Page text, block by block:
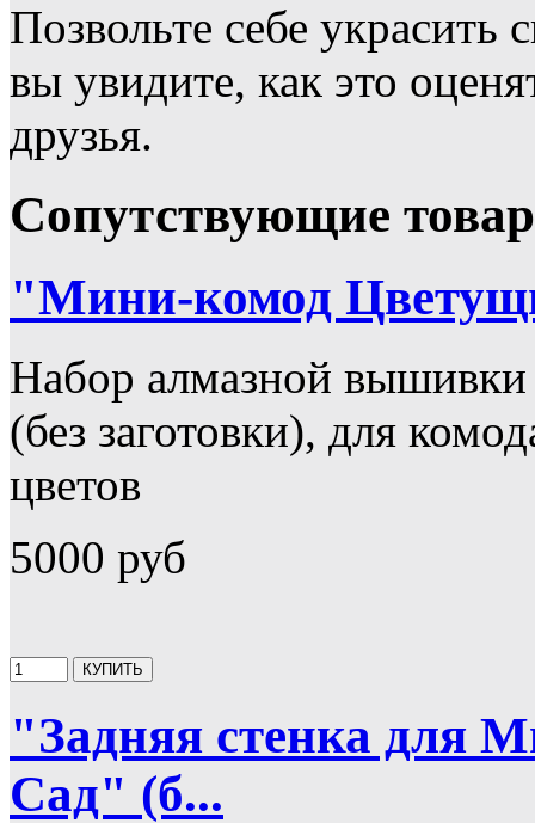
Позвольте себе
вы увидите, как это
друзья.
Сопутствующие
"Мини-комод
Набор алмазной
(без заготовки), для
цветов
5000 руб
"Задняя стенка для
Сад" (б...